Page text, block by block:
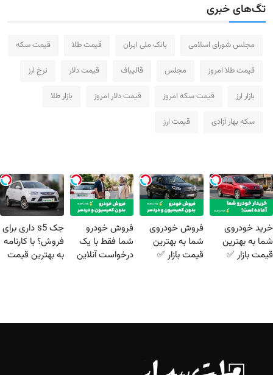
تگ‌های خبری
مجلس شورای اسلامی بانک ملی ایران قیمت طلا قیمت سکه
قیمت طلا امروز مجلس قالیباف قیمت دلار نرخ ارز
بازار ارز قیمت سکه امروز قیمت دلار امروز بازار طلا
سکه بهار آزادی قیمت ارز
خرید خودروی
شما به بهترین
قیمت بازار ✅
فروش خودروی
شما به بهترین
قیمت بازار ✅
فروش خودرو
شما فقط با یک
درخواست آنلاین
جک s5 داری برای
فروش؟ با کارنامه
به بهترین قیمت